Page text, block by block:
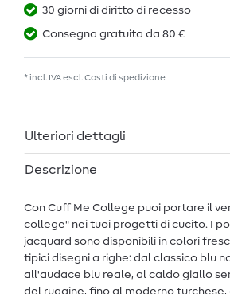
30 giorni di diritto di recesso
Consegna gratuita da 80 €
* incl. IVA escl. Costi di spedizione
Ulteriori dettagli
Descrizione
Con Cuff Me College puoi portare il
college" nei tuoi progetti di cucito. I
jacquard sono disponibili in colori
tipici disegni a righe: dal classico blu
all'audace blu reale, al caldo giallo